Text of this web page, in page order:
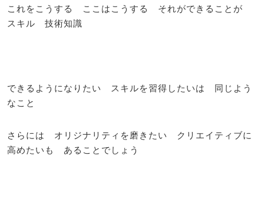
これをこうする ここはこうする それができることが
スキル 技術知識
できるようになりたい スキルを習得したいは 同じよう
なこと
さらには オリジナリティを磨きたい クリエイティブに
高めたいも あることでしょう